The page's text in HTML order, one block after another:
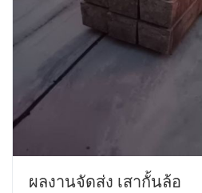
ผลงานจัดส่ง เสากั้นล้อ